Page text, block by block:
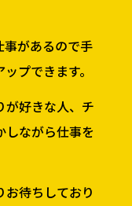
があるので手
プできます。
が好きな人、チ
しながら仕事を
待ちしており